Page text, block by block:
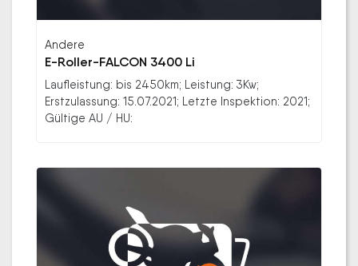
Andere
E-Roller-FALCON 3400 Li
Laufleistung: bis 2450km; Leistung: 3Kw;
Erstzulassung: 15.07.2021; Letzte Inspektion: 2021;
Gültige AU / HU: